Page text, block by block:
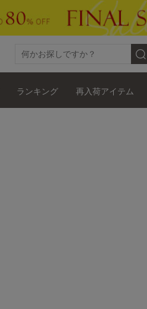
ランキング 再入荷アイテム